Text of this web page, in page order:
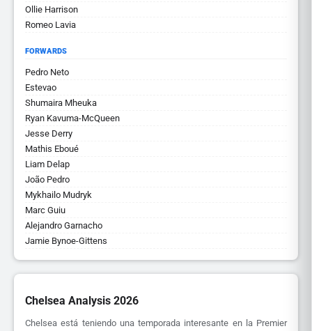
Ollie Harrison
Romeo Lavia
FORWARDS
Pedro Neto
Estevao
Shumaira Mheuka
Ryan Kavuma-McQueen
Jesse Derry
Mathis Eboué
Liam Delap
João Pedro
Mykhailo Mudryk
Marc Guiu
Alejandro Garnacho
Jamie Bynoe-Gittens
Chelsea Analysis 2026
Chelsea está teniendo una temporada interesante en la Premier